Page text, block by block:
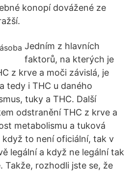
konopí dovážené ze
Jedním z hlavních
faktorů, na kterých je
z krve a moči závislá, je
tedy i THC u daného
tuky a THC. Další
odstranění THC z krve a
metabolismu a tuková
když to není oficiální, tak v
legální a když ne legální tak
Takže, rozhodli jste se, že